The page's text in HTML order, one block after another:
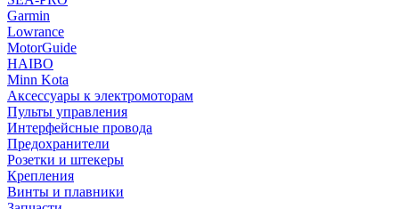
Garmin
Lowrance
MotorGuide
HAIBO
Minn Kota
Аксессуары к электромоторам
Пульты управления
Интерфейсные провода
Предохранители
Розетки и штекеры
Крепления
Винты и плавники